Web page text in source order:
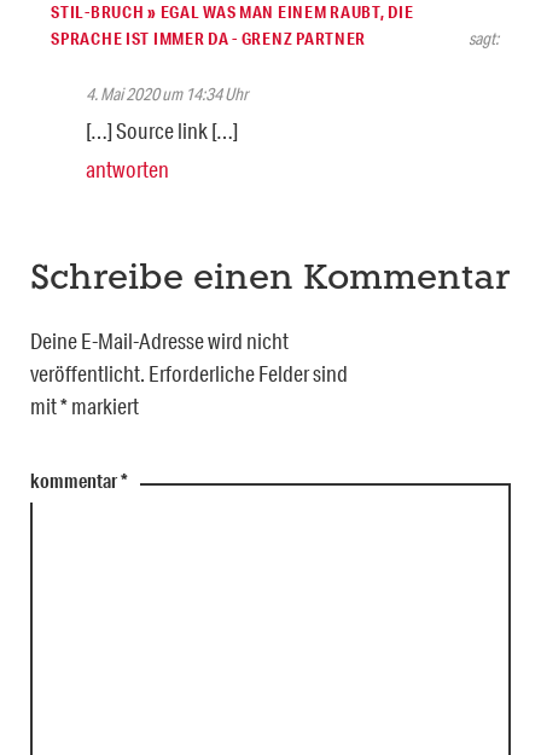
STIL-BRUCH » EGAL WAS MAN EINEM RAUBT, DIE
SPRACHE IST IMMER DA - GRENZ PARTNER
sagt:
4. Mai 2020 um 14:34 Uhr
[…] Source link […]
antworten
Schreibe einen Kommentar
Deine E-Mail-Adresse wird nicht
veröffentlicht. Erforderliche Felder sind
mit*markiert
kommentar*